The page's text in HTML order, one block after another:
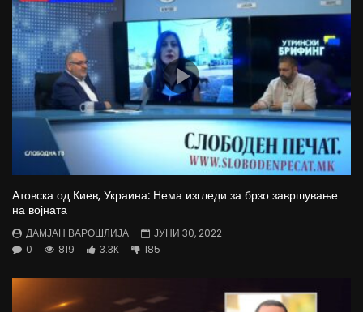
Атовска од Киев, Украина: Нема изгледи за брзо завршување
на војната
ДАМЈАН ВАРОШЛИЈА
ЈУНИ 30, 2022
0
819 3.3K 185